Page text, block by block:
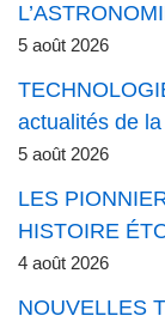
5 août 2026
actualités de
5 août 2026
LES
HISTOIRE
4 août 2026
NOUVELLES